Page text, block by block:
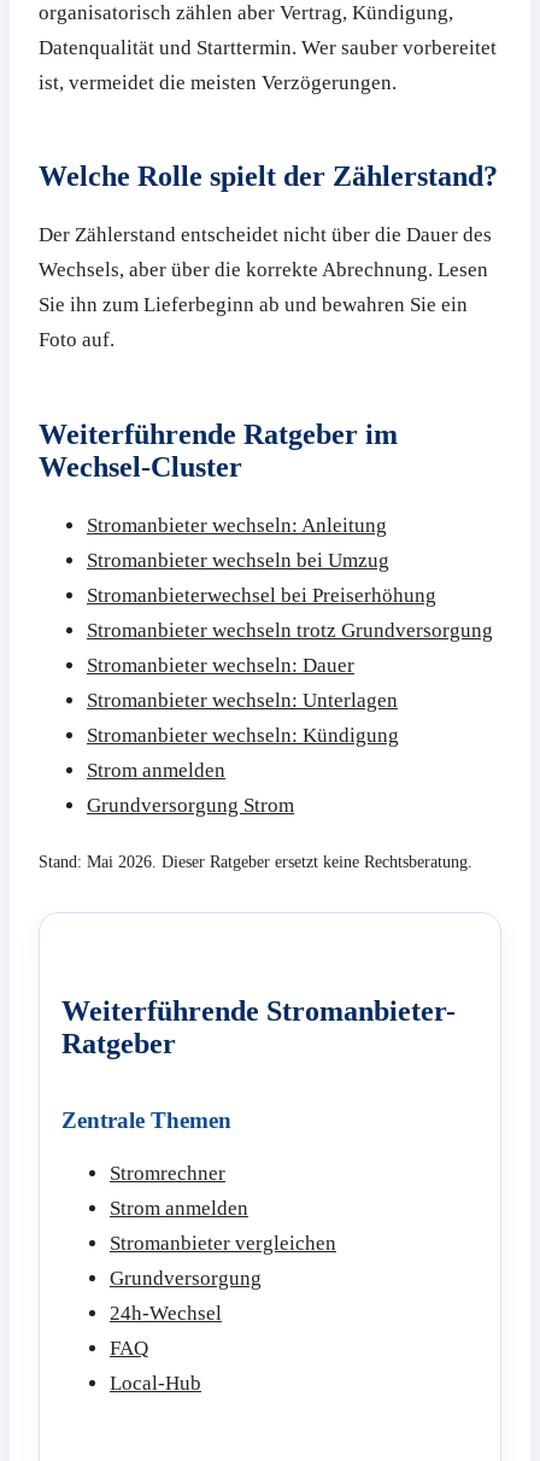
organisatorisch zählen aber Vertrag, Kündigung,
Datenqualität und Starttermin. Wer sauber vorbereitet
ist, vermeidet die meisten Verzögerungen.
Welche Rolle spielt der Zählerstand?
Der Zählerstand entscheidet nicht über die Dauer des
Wechsels, aber über die korrekte Abrechnung. Lesen
Sie ihn zum Lieferbeginn ab und bewahren Sie ein
Foto auf.
Weiterführende Ratgeber im
Wechsel-Cluster
Stromanbieter wechseln: Anleitung
Stromanbieter wechseln bei Umzug
Stromanbieterwechsel bei Preiserhöhung
Stromanbieter wechseln trotz Grundversorgung
Stromanbieter wechseln: Dauer
Stromanbieter wechseln: Unterlagen
Stromanbieter wechseln: Kündigung
Strom anmelden
Grundversorgung Strom
Stand: Mai 2026. Dieser Ratgeber ersetzt keine Rechtsberatung.
Weiterführende Stromanbieter-
Ratgeber
Zentrale Themen
Stromrechner
Strom anmelden
Stromanbieter vergleichen
Grundversorgung
24h-Wechsel
FAQ
Local-Hub